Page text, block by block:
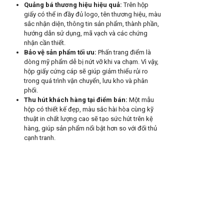
Quảng bá thương hiệu hiệu quả:Trên hộp
giấy có thể in đầy đủ logo, tên thương hiệu, màu
sắc nhận diện, thông tin sản phẩm, thành phần,
hướng dẫn sử dụng, mã vạch và các chứng
nhận cần thiết.
Bảo vệ sản phẩm tối ưu: Phấn trang điểm là
dòng mỹ phẩm dễ bị nứt vỡ khi va chạm. Vì vậy,
hộp giấy cứng cáp sẽ giúp giảm thiểu rủi ro
trong quá trình vận chuyển, lưu kho và phân
phối.
Thu hút khách hàng tại điểm bán: Một mẫu
hộp có thiết kế đẹp, màu sắc hài hòa cùng kỹ
thuật in chất lượng cao sẽ tạo sức hút trên kệ
hàng, giúp sản phẩm nổi bật hơn so với đối thủ
cạnh tranh.